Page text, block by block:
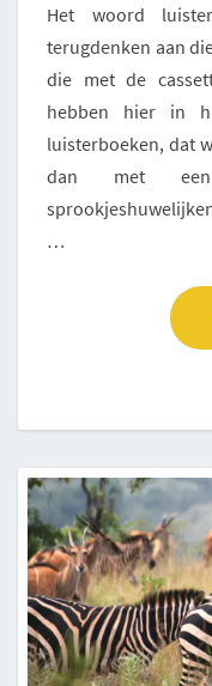
Het woord
terugdenken aan
die met de
hebben hier in
luisterboeken, dat
dan met een
…